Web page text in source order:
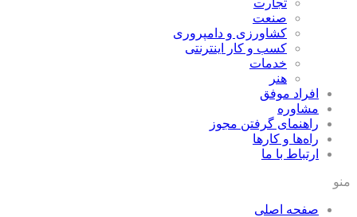
تجارت
صنعت
كشاورزی و دامپروری
كسب و كار اينترنتی
خدمات
هنر
افراد موفق
مشاوره
راهنمای گرفتن مجوز
راه‌ها و كارها
ارتباط با ما
منو
صفحه اصلی